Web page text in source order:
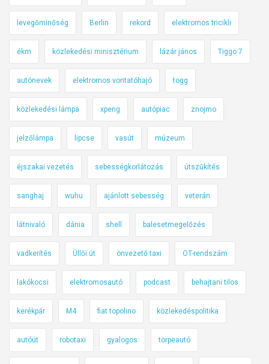
levegőminőség Berlin rekord elektromos tricikli
ékm közlekedési minisztérium lázár jános Tiggo 7
autónevek elektromos vontatóhajó togg
közlekedési lámpa xpeng autópiac znojmo
jelzőlámpa lipcse vasút múzeum
éjszakai vezetés sebességkorlátozás útszűkítés
sanghaj wuhu ajánlott sebesség veterán
látnivaló dánia shell balesetmegelőzés
vadkerítés Üllői út önvezető taxi OT-rendszám
lakókocsi elektromosautó podcast behajtani tilos
kerékpár M4 fiat topolino közlekedéspolitika
autóút robotaxi gyalogos törpeautó